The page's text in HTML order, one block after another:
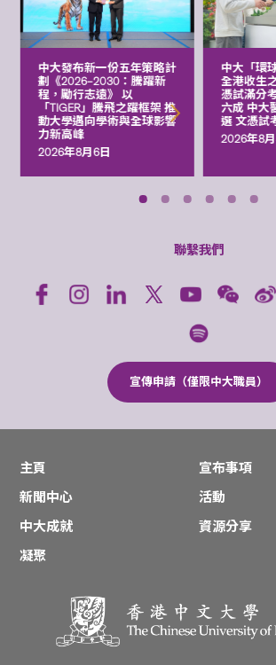
中大發布新一份五年策略計
劃《2026‒2030：騰躍新
程，勵行志遠》 以
「TIGER」騰飛之躍框架 推
動大學邁向學術與全球影響
力新高峰
2026年8月6日
中大「環
全港收生
憑試滿分
六成 中大
選 文憑試
2026年8
聯繫我們
宣傳申請（僅限中大職員）
主頁
宣布事項
新聞中心
活動
中大成就
資源分享
凝聚